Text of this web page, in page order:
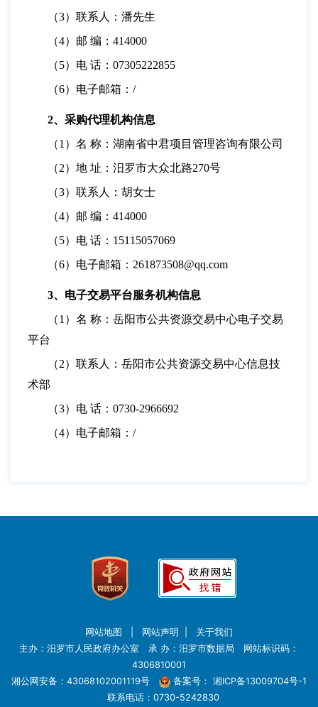
（3）联系人：潘先生
（4）邮 编：414000
（5）电 话：07305222855
（6）电子邮箱：/
2、采购代理机构信息
（1）名 称：湖南省中君项目管理咨询有限公司
（2）地 址：汨罗市大众北路270号
（3）联系人：胡女士
（4）邮 编：414000
（5）电 话：15115057069
（6）电子邮箱：261873508@qq.com
3、电子交易平台服务机构信息
（1）名 称：岳阳市公共资源交易中心电子交易
平台
（2）联系人：岳阳市公共资源交易中心信息技
术部
（3）电 话：0730-2966692
（4）电子邮箱：/
网站地图 网站声明
关于我们
主办：汨罗市人民政府办公室 承 办：汨罗市数据局 网站标识码：
4306810001
湘公网安备：43068102001119号
备案号： 湘ICP备13009704号-1
联系电话：0730-5242830